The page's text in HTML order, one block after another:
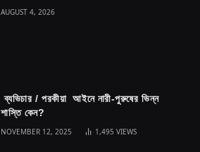
AUGUST 4, 2026
ব্যভিচার / পরকীয়া আইনে নারী-পুরুষের ভিন্ন
শাস্তি কেন?
NOVEMBER 12, 2025 1,495 VIEWS